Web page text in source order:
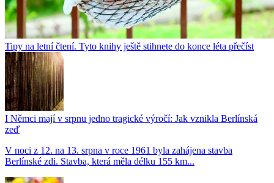
Tipy na letní čtení. Tyto knihy ještě stihnete do konce léta přečíst
I Němci mají v srpnu jedno tragické výročí: Jak vznikla Berlínská
zeď
V noci z 12. na 13. srpna v roce 1961 byla zahájena stavba
Berlínské zdi. Stavba, která měla délku 155 km...